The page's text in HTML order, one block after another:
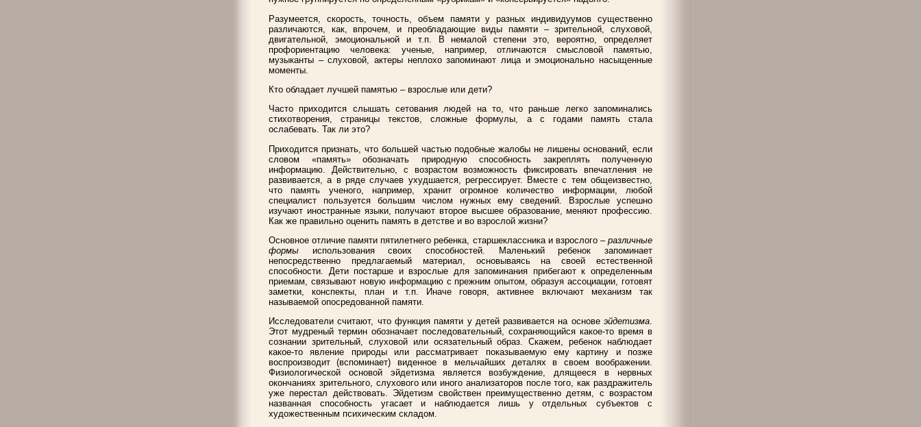
Разумеется, скорость, точность, объем памяти у разных индивидуумов существенно
различаются, как, впрочем, и преобладающие виды памяти – зрительной, слуховой,
двигательной, эмоциональной и т.п. В немалой степени это, вероятно, определяет
профориентацию человека: ученые, например, отличаются смысловой памятью,
музыканты – слуховой, актеры неплохо запоминают лица и эмоционально насыщенные
моменты.
Кто обладает лучшей памятью – взрослые или дети?
Часто приходится слышать сетования людей на то, что раньше легко запоминались
стихотворения, страницы текстов, сложные формулы, а с годами память стала
ослабевать. Так ли это?
Приходится признать, что большей частью подобные жалобы не лишены оснований, если
словом «память» обозначать природную способность закреплять полученную
информацию. Действительно, с возрастом возможность фиксировать впечатления не
развивается, а в ряде случаев ухудшается, регрессирует. Вместе с тем общеизвестно,
что память ученого, например, хранит огромное количество информации, любой
специалист пользуется большим числом нужных ему сведений. Взрослые успешно
изучают иностранные языки, получают второе высшее образование, меняют профессию.
Как же правильно оценить память в детстве и во взрослой жизни?
Основное отличие памяти пятилетнего ребенка, старшеклассника и взрослого – различные
формы использования своих способностей. Маленький ребенок запоминает
непосредственно предлагаемый материал, основываясь на своей естественной
способности. Дети постарше и взрослые для запоминания прибегают к определенным
приемам, связывают новую информацию с прежним опытом, образуя ассоциации, готовят
заметки, конспекты, план и т.п. Иначе говоря, активнее включают механизм так
называемой опосредованной памяти.
Исследователи считают, что функция памяти у детей развивается на основе эйдетизма.
Этот мудреный термин обозначает последовательный, сохраняющийся какое-то время в
сознании зрительный, слуховой или осязательный образ. Скажем, ребенок наблюдает
какое-то явление природы или рассматривает показываемую ему картину и позже
воспроизводит (вспоминает) виденное в мельчайших деталях в своем воображении.
Физиологической основой эйдетизма является возбуждение, длящееся в нервных
окончаниях зрительного, слухового или иного анализаторов после того, как раздражитель
уже перестал действовать. Эйдетизм свойствен преимущественно детям, с возрастом
названная способность угасает и наблюдается лишь у отдельных субъектов с
художественным психическим складом.